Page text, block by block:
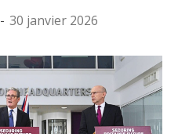
- 30 janvier 2026